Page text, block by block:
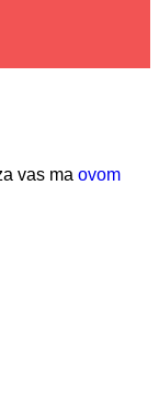
vas ma ovom